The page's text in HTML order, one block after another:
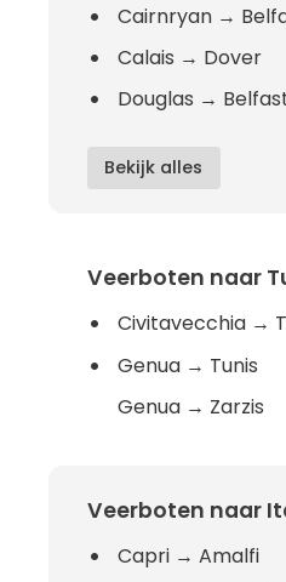
Cairnryan →
Calais → Dover
Douglas →
Bekijk alles
Veerboten naar
Civitavecchia →
Genua → Tunis
Genua → Zarzis
Veerboten naar
Capri → Amalfi